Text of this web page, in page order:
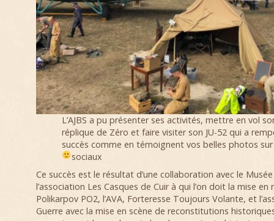
L’AJBS a pu présenter ses activités, mettre en vol
réplique de Zéro et faire visiter son JU-52 qui a
succès comme en témoignent vos belles photos
sociaux
Ce succès est le résultat d’une collaboration avec le Musée
l’association Les Casques de Cuir à qui l’on doit la mise
Polikarpov PO2, l’AVA, Forteresse Toujours Volante, et
Guerre avec la mise en scène de reconstitutions